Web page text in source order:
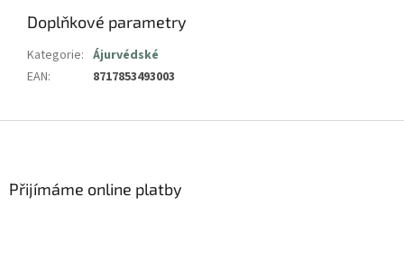
Doplňkové parametry
Kategorie: Ájurvédské
EAN: 8717853493003
Přijímáme online platby